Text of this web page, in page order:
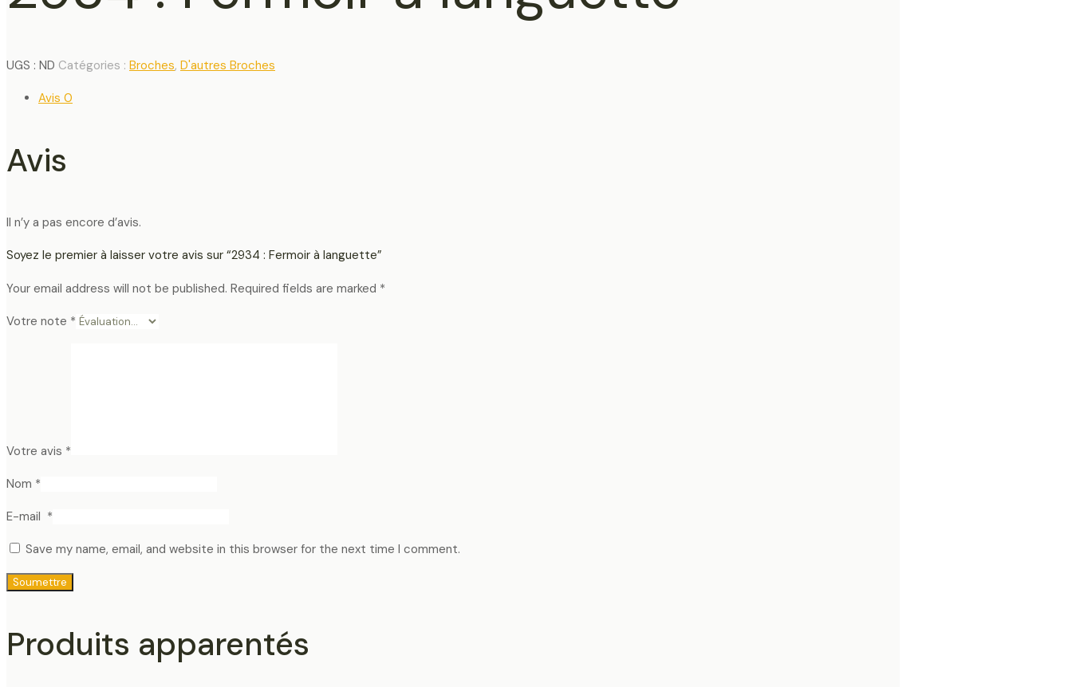
UGS : ND Catégories : Broches, D'autres Broches
Avis 0
Avis
Il n’y a pas encore d’avis.
Soyez le premier à laisser votre avis sur “2934 : Fermoir à languette”
Your email address will not be published. Required fields are marked *
Votre note *
Votre avis *
Nom *
E-mail *
Save my name, email, and website in this browser for the next time I comment.
Produits apparentés